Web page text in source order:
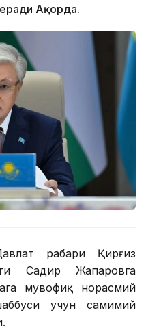
Ақорда.
раҳбари Қирғиз
Садир Жапаровга
мувофиқ норасмий
учун самимий